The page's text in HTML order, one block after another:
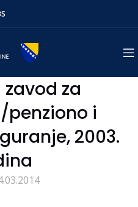
za
i
2003.